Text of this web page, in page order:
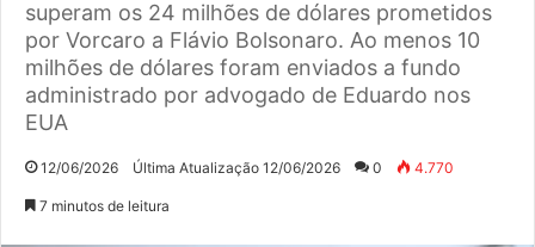
superam os 24 milhões de dólares prometidos
por Vorcaro a Flávio Bolsonaro. Ao menos 10
milhões de dólares foram enviados a fundo
administrado por advogado de Eduardo nos
EUA
12/06/2026 Última Atualização 12/06/2026 0 4.770
7 minutos de leitura